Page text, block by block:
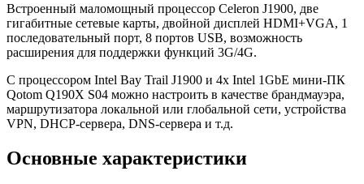
Встроенный маломощный процессор Celeron J1900, две
гигабитные сетевые карты, двойной дисплей HDMI+VGA, 1
последовательный порт, 8 портов USB, возможность
расширения для поддержки функций 3G/4G.
С процессором Intel Bay Trail J1900 и 4x Intel 1GbE мини-ПК
Qotom Q190X S04 можно настроить в качестве брандмауэра,
маршрутизатора локальной или глобальной сети, устройства
VPN, DHCP-сервера, DNS-сервера и т.д.
Основные характеристики